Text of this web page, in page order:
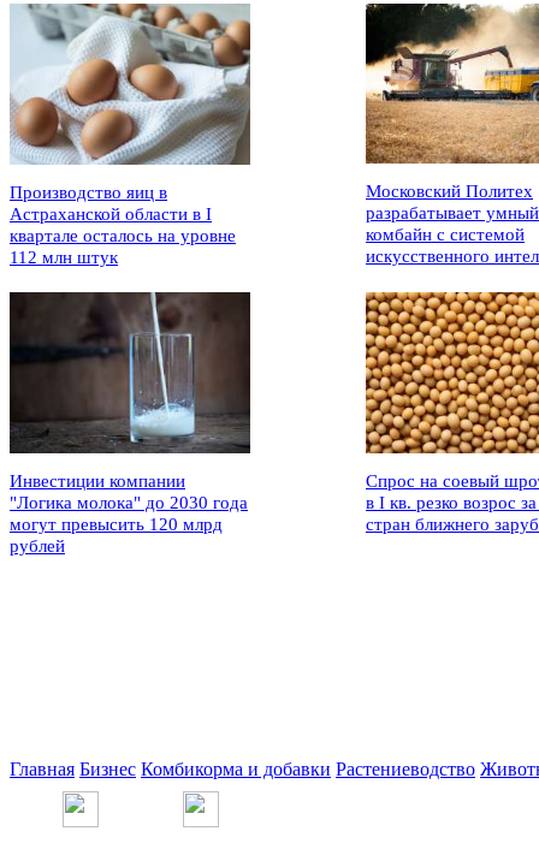
Производство яиц в
Астраханской области в I
квартале осталось на уровне
112 млн штук
Московский Политех
разрабатывает умный
комбайн с системой
искусственного
Инвестиции компании
"Логика молока" до 2030 года
могут превысить 120 млрд
рублей
Спрос на соевый
в I кв. резко возрос
стран ближнего
Главная Бизнес Комбикорма и добавки Растениеводство